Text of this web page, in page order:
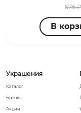
576 ₽
В
Украшения
Каталог
Бренды
Акции